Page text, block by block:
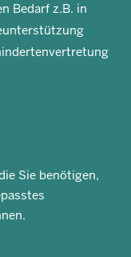
Bedarf z.B. in
Sie benötigen,